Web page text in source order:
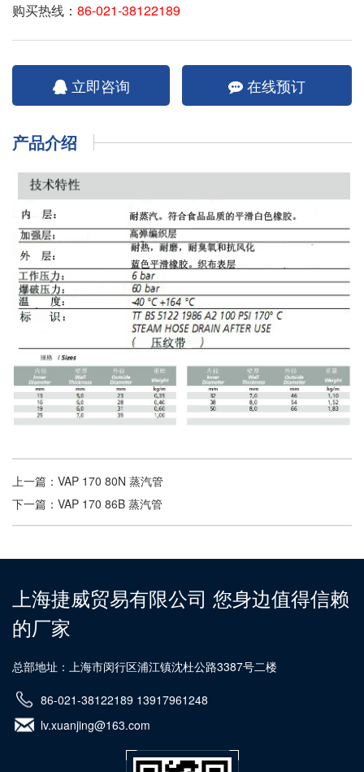
购买热线： 86-021-38122189
立即咨询 在线预订
产品介绍
上一篇： VAP 170 80N 蒸汽管
下一篇： VAP 170 86B 蒸汽管
上海捷威贸易有限公司 您身边值得信赖
的厂家
总部地址：上海市闵行区浦江镇沈杜公路3387号二楼
86-021-38122189 13917961248
lv.xuanjing@163.com